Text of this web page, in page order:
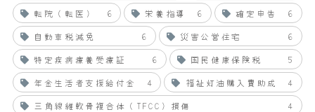
転院（転医）
6 栄養指導 6 確定申告
6
自動車税減免
6 災害公営住宅
6
特定疾病療養受療証
6 国民健康保険税
5
年金生活者支援給付金
4 福祉灯油購入費助成
4
三角線維軟骨複合体（TFCC）損傷
4